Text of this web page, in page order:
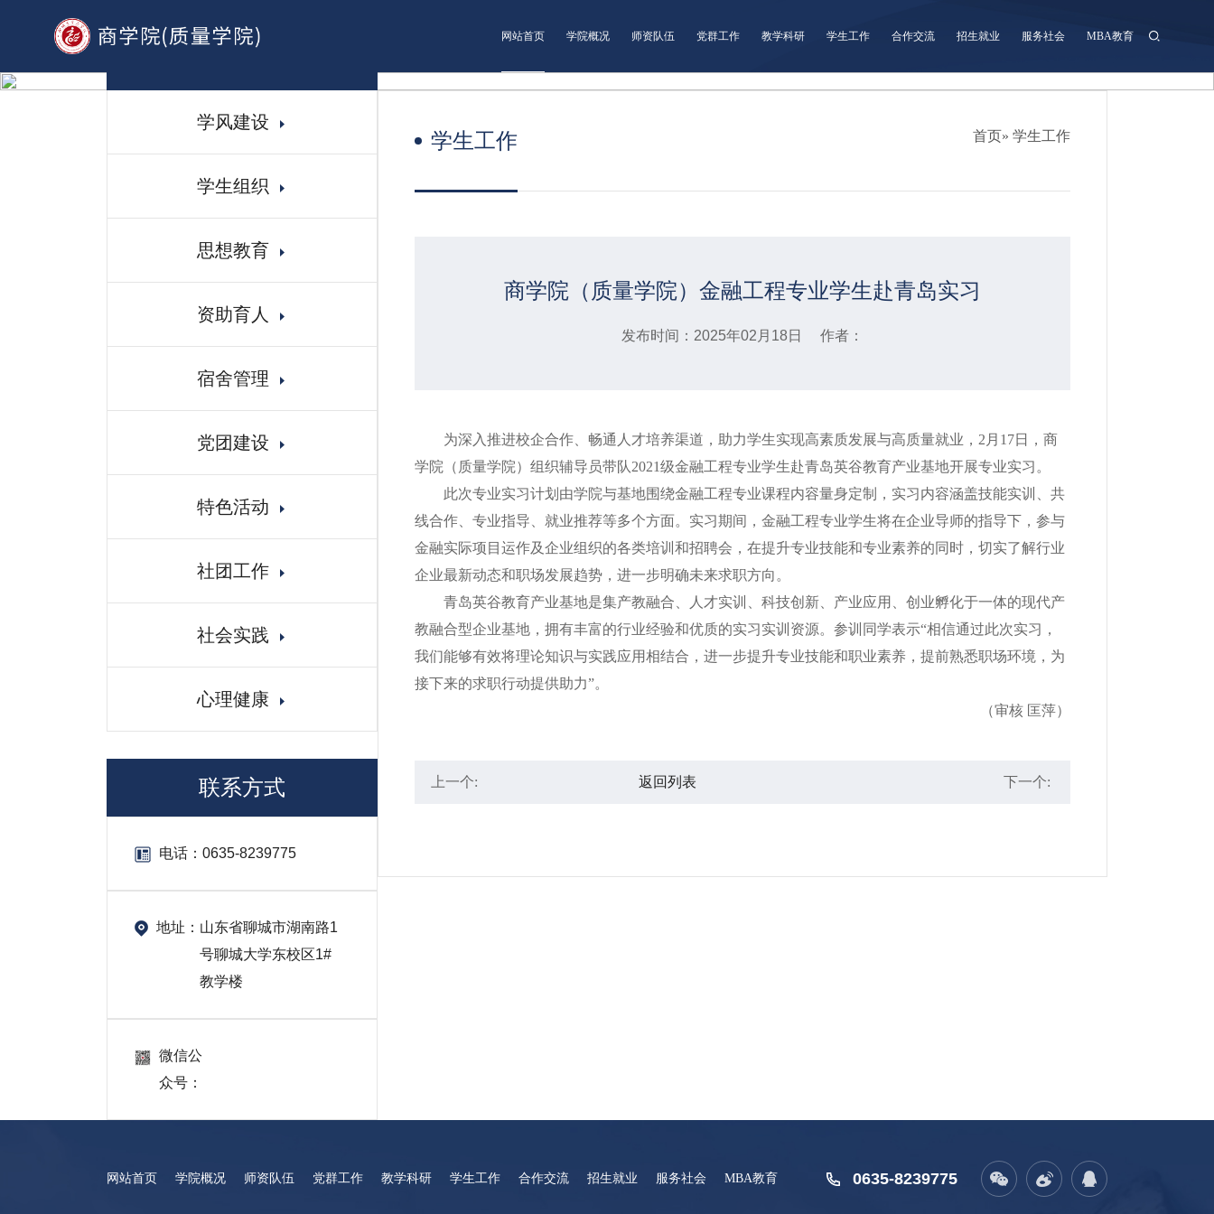
网站首页 学院概况 师资队伍 党群工作 教学科研 学生工作 合作交流 招生就业 服务社会 MBA教育
学生工作
学风建设
学生组织
思想教育
资助育人
宿舍管理
党团建设
特色活动
社团工作
社会实践
心理健康
联系方式
电话： 0635-8239775
地址： 山东省聊城市湖南路1
号聊城大学东校区1#
教学楼
微信公
众号：
学生工作 首页» 学生工作
商学院（质量学院）金融工程专业学生赴青岛实习
发布时间：2025年02月18日 作者：
为深入推进校企合作、畅通人才培养渠道，助力学生实现高素质发展与高质量就业，2月17日，商
学院（质量学院）组织辅导员带队2021级金融工程专业学生赴青岛英谷教育产业基地开展专业实习。
此次专业实习计划由学院与基地围绕金融工程专业课程内容量身定制，实习内容涵盖技能实训、共
线合作、专业指导、就业推荐等多个方面。实习期间，金融工程专业学生将在企业导师的指导下，参与
金融实际项目运作及企业组织的各类培训和招聘会，在提升专业技能和专业素养的同时，切实了解行业
企业最新动态和职场发展趋势，进一步明确未来求职方向。
青岛英谷教育产业基地是集产教融合、人才实训、科技创新、产业应用、创业孵化于一体的现代产
教融合型企业基地，拥有丰富的行业经验和优质的实习实训资源。参训同学表示“相信通过此次实习，
我们能够有效将理论知识与实践应用相结合，进一步提升专业技能和职业素养，提前熟悉职场环境，为
接下来的求职行动提供助力”。
（审核 匡萍）
上一个: 返回列表 下一个:
网站首页 学院概况 师资队伍 党群工作 教学科研 学生工作 合作交流 招生就业 服务社会 MBA教育 0635-8239775